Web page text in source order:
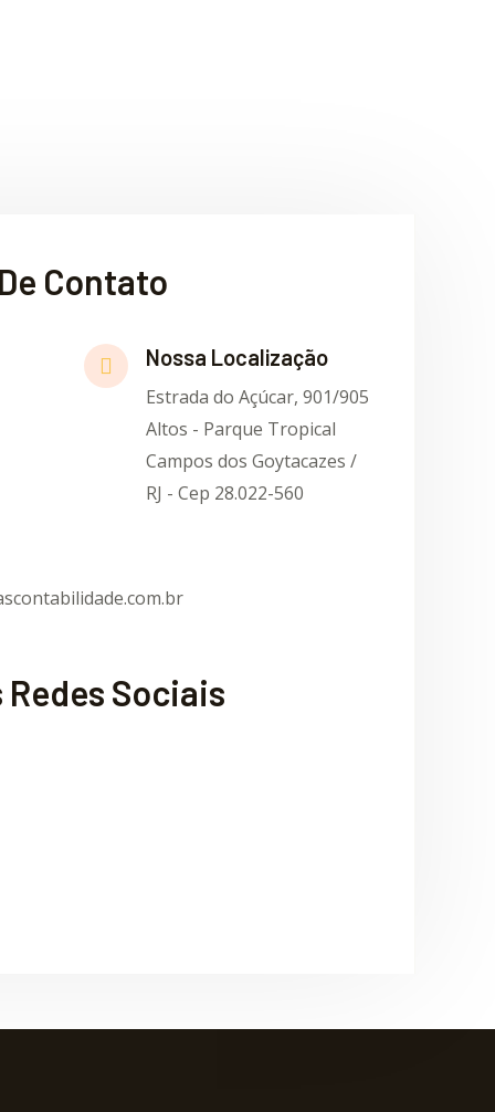
Contato
Nossa Localização
Estrada do Açúcar, 901/905
Altos - Parque Tropical
Campos dos Goytacazes /
RJ - Cep 28.022-560
Sociais